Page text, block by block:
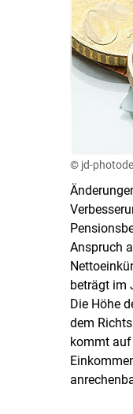
© jd-
Anspruch
beträgt im
Die Höhe
dem
kommt